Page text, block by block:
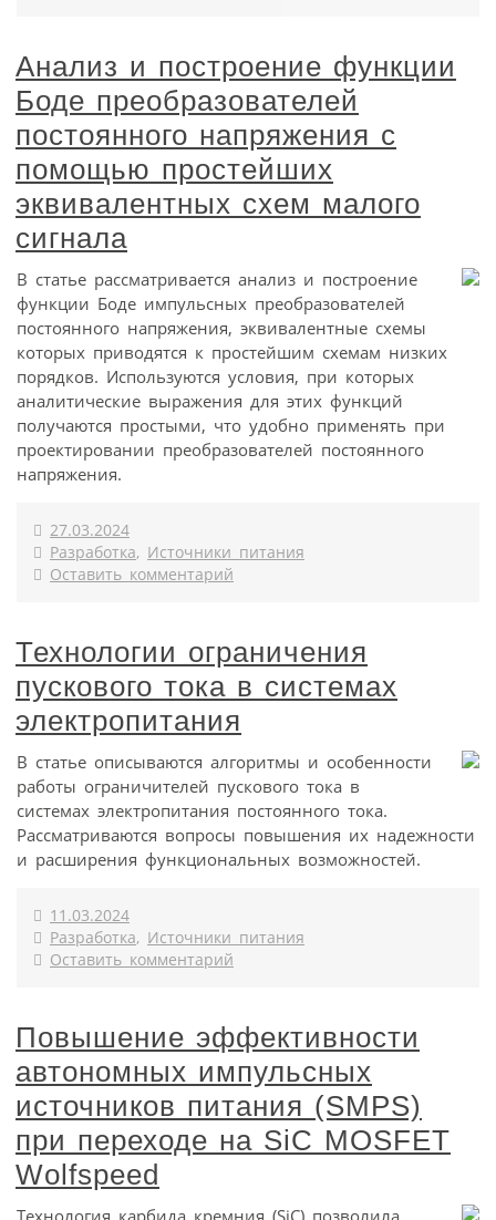
Анализ и построение функции
Боде преобразователей
постоянного напряжения с
помощью простейших
эквивалентных схем малого
сигнала
В статье рассматривается анализ и построение
функции Боде импульсных преобразователей
постоянного напряжения, эквивалентные схемы
которых приводятся к простейшим схемам низких
порядков. Используются условия, при которых
аналитические выражения для этих функций
получаются простыми, что удобно применять при
проектировании преобразователей постоянного
напряжения.
27.03.2024
Разработка, Источники питания
Оставить комментарий
Технологии ограничения
пускового тока в системах
электропитания
В статье описываются алгоритмы и особенности
работы ограничителей пускового тока в
системах электропитания постоянного тока.
Рассматриваются вопросы повышения их надежности
и расширения функциональных возможностей.
11.03.2024
Разработка, Источники питания
Оставить комментарий
Повышение эффективности
автономных импульсных
источников питания (SMPS)
при переходе на SiC MOSFET
Wolfspeed
Технология карбида кремния (SiC) позволила